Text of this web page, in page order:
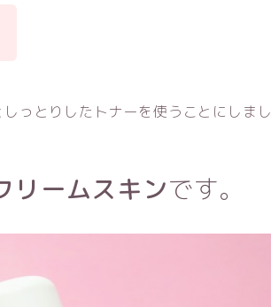
っとりしたトナーを使うことにしまし
リームスキンです。